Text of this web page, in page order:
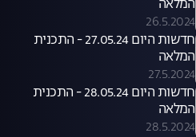
המלאה
26.5.2024
חדשות היום 27.05.24 - התכנית
המלאה
27.5.2024
חדשות היום 28.05.24 - התכנית
המלאה
28.5.2024